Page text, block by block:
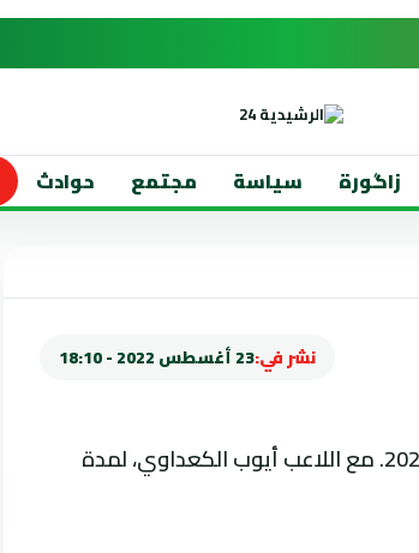
زاگورة سياسة مجتمع حوادث
نشر في:23 أغسطس 2022 - 18:10
تعاقد فريق أولمبيك خريبكة لكرة القدم، الثلاثاء 23 غشت 2022. مع اللاعب أيوب الكعداوي، لمدة